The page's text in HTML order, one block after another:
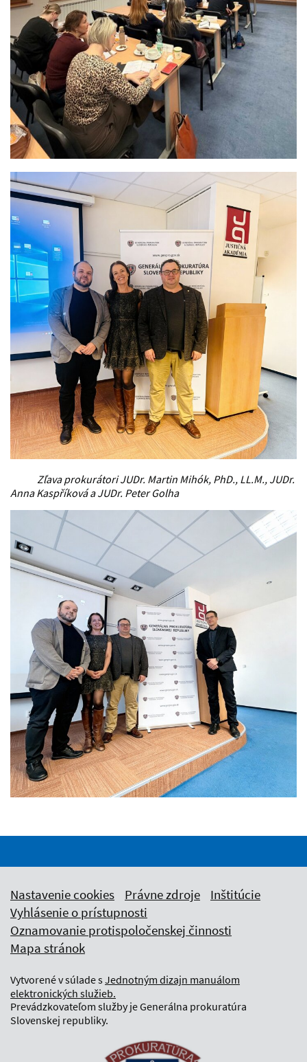
Zľava prokurátori JUDr. Martin Mihók, PhD., LL.M., JUDr.
Anna Kaspříková a JUDr. Peter Golha
Nastavenie cookies Právne zdroje
Inštitúcie
Vyhlásenie o prístupnosti
Oznamovanie protispoločenskej činnosti
Mapa stránok
Vytvorené v súlade sJednotným dizajn manuálom
elektronických služieb.
Prevádzkovateľom služby je Generálna prokuratúra
Slovenskej republiky.